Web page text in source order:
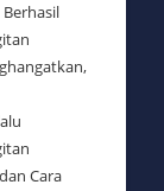
Berhasil
Cara